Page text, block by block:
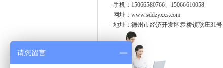
手机：15066580766、15066610058
网址：www.sddzyxxs.com
地址：德州市经济开发区袁桥镇耿庄31号
请您留言